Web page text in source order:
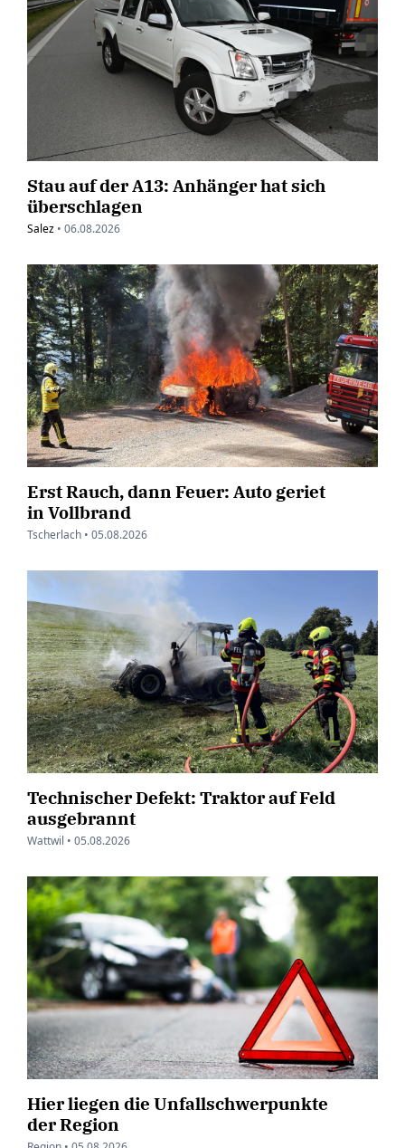
Stau auf der A13: Anhänger hat sich
überschlagen
Salez • 06.08.2026
Erst Rauch, dann Feuer: Auto geriet
in Vollbrand
Tscherlach • 05.08.2026
Technischer Defekt: Traktor auf Feld
ausgebrannt
Wattwil • 05.08.2026
Hier liegen die Unfallschwerpunkte
der Region